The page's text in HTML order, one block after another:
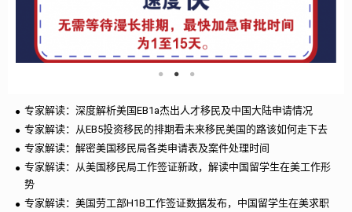
专家解读：深度解析美国EB1a杰出人才移民及中国大陆申请情况
专家解读：从EB5投资移民的排期看未来移民美国的路该如何走下去
专家解读：解密美国移民局各类申请表及案件处理时间
专家解读：从美国移民局工作签证新政，解读中国留学生在美工作形
势
专家解读：美国劳工部H1B工作签证数据发布，中国留学生在美求职